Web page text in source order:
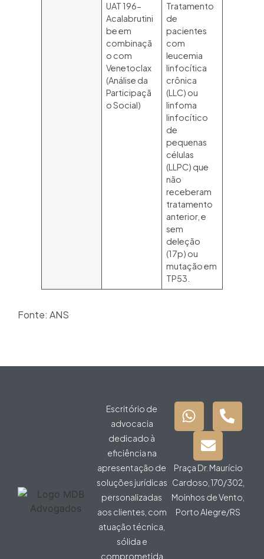
UAT 196-
Acalabrutini
be em
combinaçã
o com
Venetoclax
(Análise da
Participaçã
o Social)
Tratamento
de
pacientes
com
leucemia
linfocítica
crônica
(LLC) ou
linfoma
linfocítico
de
pequenas
células
(LLPC) que
não
receberam
tratamento
anterior, e
sem
deleção
(17p) ou
mutação em
TP53.
Fonte: ANS
Escritório de
advocacia
dedicado à
eficiência na
apresentação de
soluções jurídicas
personalizadas
aos clientes, com
atuação técnica,
sólida e
comprometida
Praça Dr. Maurício
Cardoso, 170/302,
Moinhos de Vento,
Porto Alegre/RS